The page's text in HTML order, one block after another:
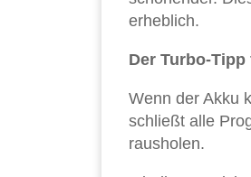
erheblich.
Der Turbo-
Wenn der Akku
schließt alle
rausholen.